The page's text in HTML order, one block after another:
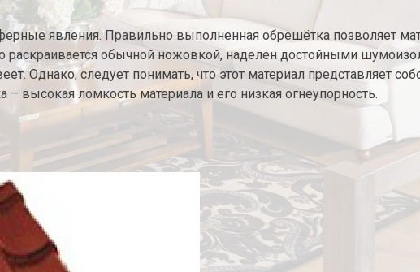
явления. Правильно выполненная обрешётка позволяет
раскраивается обычной ножовкой, наделен достойными
Однако, следует понимать, что этот материал представляет
высокая ломкость материала и его низкая огнеупорность.